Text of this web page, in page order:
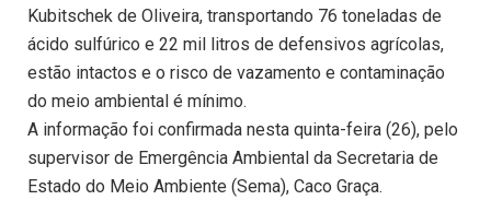
Kubitschek de Oliveira, transportando 76 toneladas de
ácido sulfúrico e 22 mil litros de defensivos agrícolas,
estão intactos e o risco de vazamento e contaminação
do meio ambiental é mínimo.
A informação foi confirmada nesta quinta-feira (26), pelo
supervisor de Emergência Ambiental da Secretaria de
Estado do Meio Ambiente (Sema), Caco Graça.